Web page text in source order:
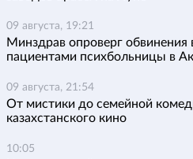
09 августа, 19:21
Минздрав опроверг
пациентами психбольницы в
09 августа, 21:54
От мистики до семейной
казахстанского кино
10:05